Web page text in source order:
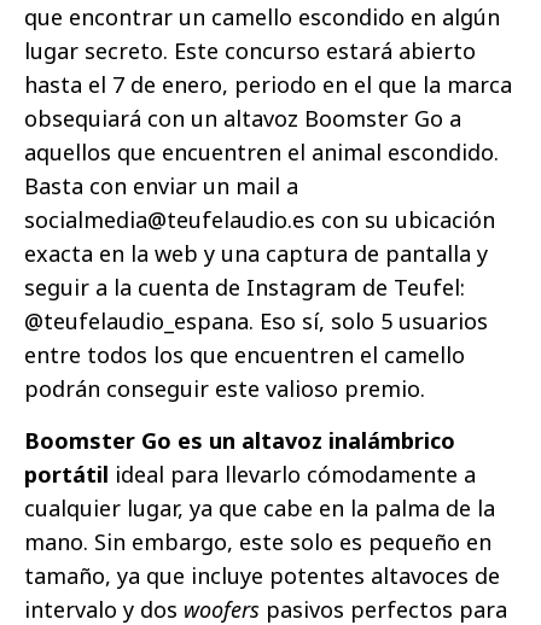
que encontrar un camello escondido en algún
lugar secreto. Este concurso estará abierto
hasta el 7 de enero, periodo en el que la marca
obsequiará con un altavoz Boomster Go a
aquellos que encuentren el animal escondido.
Basta con enviar un mail a
socialmedia@teufelaudio.es con su ubicación
exacta en la web y una captura de pantalla y
seguir a la cuenta de Instagram de Teufel:
@teufelaudio_espana. Eso sí, solo 5 usuarios
entre todos los que encuentren el camello
podrán conseguir este valioso premio.
Boomster Go es un altavoz inalámbrico
portátil ideal para llevarlo cómodamente a
cualquier lugar, ya que cabe en la palma de la
mano. Sin embargo, este solo es pequeño en
tamaño, ya que incluye potentes altavoces de
intervalo y dos woofers pasivos perfectos para